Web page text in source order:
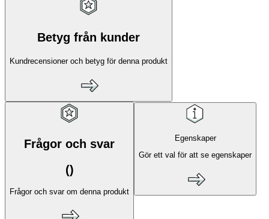
Betyg från kunder
Kundrecensioner och betyg för denna produkt
Frågor och svar
()
Frågor och svar om denna produkt
Egenskaper
Gör ett val för att se egenskaper